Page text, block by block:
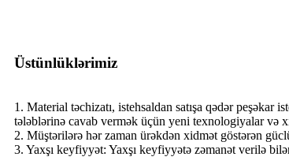
Üstünlüklərimiz
1. Material təchizatı, istehsaldan satışa qədər
tələblərinə cavab vermək üçün yeni texnologiyalar və
2. Müştərilərə hər zaman ürəkdən xidmət göstərən
3. Yaxşı keyfiyyət: Yaxşı keyfiyyətə zəmanət verilə